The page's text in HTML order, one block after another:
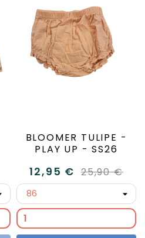
BLOOMER TULIPE -
PLAY UP - SS26
12,95 € 25,90 €